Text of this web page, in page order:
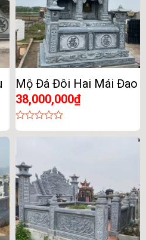
Mộ Đá Đôi Hai Mái Đao
38,000,000₫
0